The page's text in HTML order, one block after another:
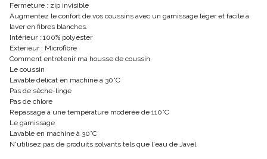
Fermeture : zip invisible
Augmentez le confort de vos coussins avec un garnissage léger et facile à
laver en fibres blanches.
Intérieur : 100% polyester
Extérieur : Microfibre
Comment entretenir ma housse de coussin
Le coussin
Lavable délicat en machine à 30°C
Pas de sèche-linge
Pas de chlore
Repassage à une température modérée de 110°C
Le garnissage
Lavable en machine à 30°C
N'utilisez pas de produits solvants tels que l'eau de Javel